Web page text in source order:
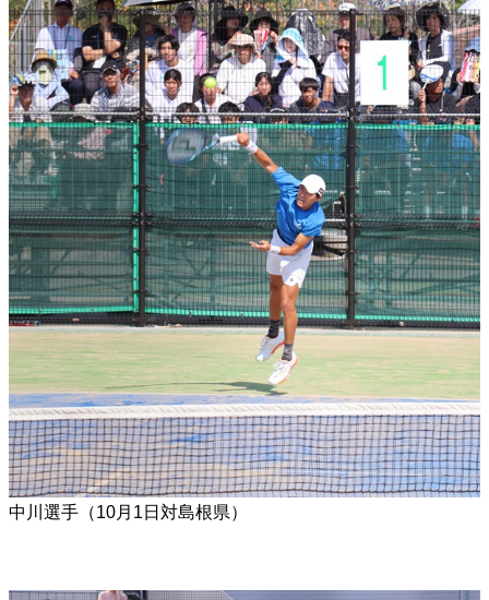
中川選手（10月1日対島根県）